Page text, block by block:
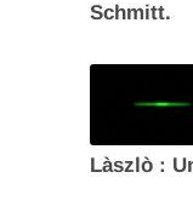
Schmitt.
Làszlò :